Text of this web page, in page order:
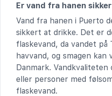
Er vand fra hanen
Vand fra hanen i Puerto
sikkert at drikke. Det er
flaskevand, da vandet
havvand, og smagen kan
Danmark. Vandkvaliteten
eller personer med
flaskevand.